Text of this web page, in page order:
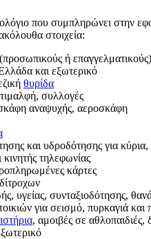
που συμπληρώνει στην
στοιχεία:
ή επαγγελματικούς)
και εξωτερικό
θυρίδα
συλλογές
αναψυχής, αεροσκάφη
και υδροδότησης για κύρια,
τηλεφωνίας
κάρτες
υγείας, συνταξιοδότησης,
για σεισμό, πυρκαγιά
, αμοιβές σε αθλοπαιδιές,